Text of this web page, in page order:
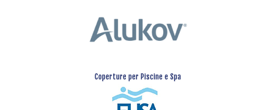
Coperture per Piscine e Spa